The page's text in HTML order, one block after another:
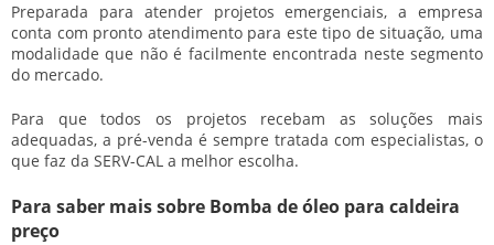
Preparada para atender projetos emergenciais, a empresa
conta com pronto atendimento para este tipo de situação, uma
modalidade que não é facilmente encontrada neste segmento
do mercado.
Para que todos os projetos recebam as soluções mais
adequadas, a pré-venda é sempre tratada com especialistas, o
que faz da SERV-CAL a melhor escolha.
Para saber mais sobre Bomba de óleo para caldeira
preço